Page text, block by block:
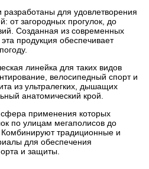
для удовлетворения
от загородных прогулок, до
Созданная из современных
продукция обеспечивает
линейка для таких видов
велосипедный спорт и
из ультралегких, дышащих
анатомический крой.
применения которых
по улицам мегаполисов до
традиционные и
для обеспечения
и защиты.